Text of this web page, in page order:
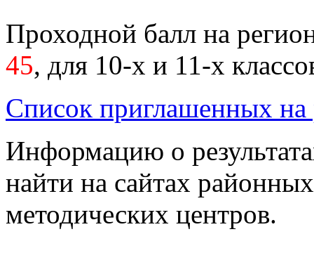
Проходной балл на
45, для 10-х и 11-х
Список приглашенных на
Информацию о
найти на сайтах
методических центров.